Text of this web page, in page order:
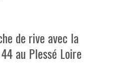
de rive avec la
au Plessé Loire